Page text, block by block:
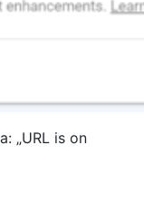
„URL is on